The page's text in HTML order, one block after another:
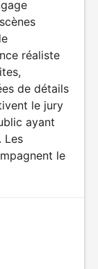
réaliste
de détails
le jury
ayant
Les
le